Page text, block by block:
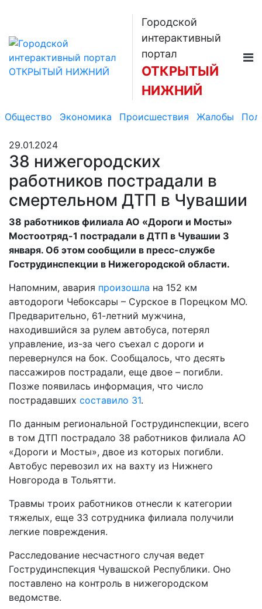
Городской
интерактивный
портал
ОТКРЫТЫЙ
НИЖНИЙ
Общество Экономика Происшествия Жалобы
29.01.2024
38 нижегородских
работников пострадали в
смертельном ДТП в Чувашии
38 работников филиала АО «Дороги и Мосты»
Мостоотряд-1 пострадали в ДТП в Чувашии 3
января. Об этом сообщили в пресс-службе
Гострудинспекции в Нижегородской области.
Напомним, авария произошла на 152 км
автодороги Чебоксары – Сурское в Порецком МО.
Предварительно, 61-летний мужчина,
находившийся за рулем автобуса, потерял
управление, из-за чего съехал с дороги и
перевернулся на бок. Сообщалось, что десять
пассажиров пострадали, еще двое – погибли.
Позже появилась информация, что число
пострадавших составило 31.
По данным региональной Гострудинспекции, всего
в том ДТП пострадало 38 работников филиала АО
«Дороги и Мосты», двое из которых погибли.
Автобус перевозил их на вахту из Нижнего
Новгорода в Тольятти.
Травмы троих работников отнесли к категории
тяжелых, еще 33 сотрудника филиала получили
легкие повреждения.
Расследование несчастного случая ведет
Гострудинспекция Чувашской Республики. Оно
поставлено на контроль в нижегородском
ведомстве.